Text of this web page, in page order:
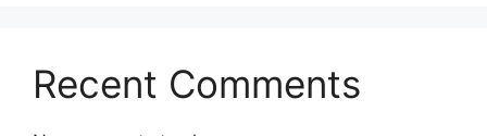
Recent Comments